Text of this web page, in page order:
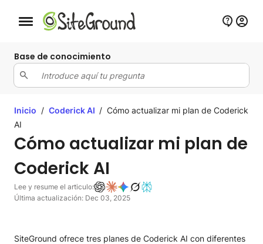
Botón de navegación móvil
Base de conocimiento
Inicio / Coderick AI / Cómo actualizar mi plan de Coderick
AI
Cómo actualizar mi plan de
Coderick AI
Lee y resume el articulo:
Última actualización: Dec 03, 2025
SiteGround ofrece tres planes de Coderick AI con diferentes